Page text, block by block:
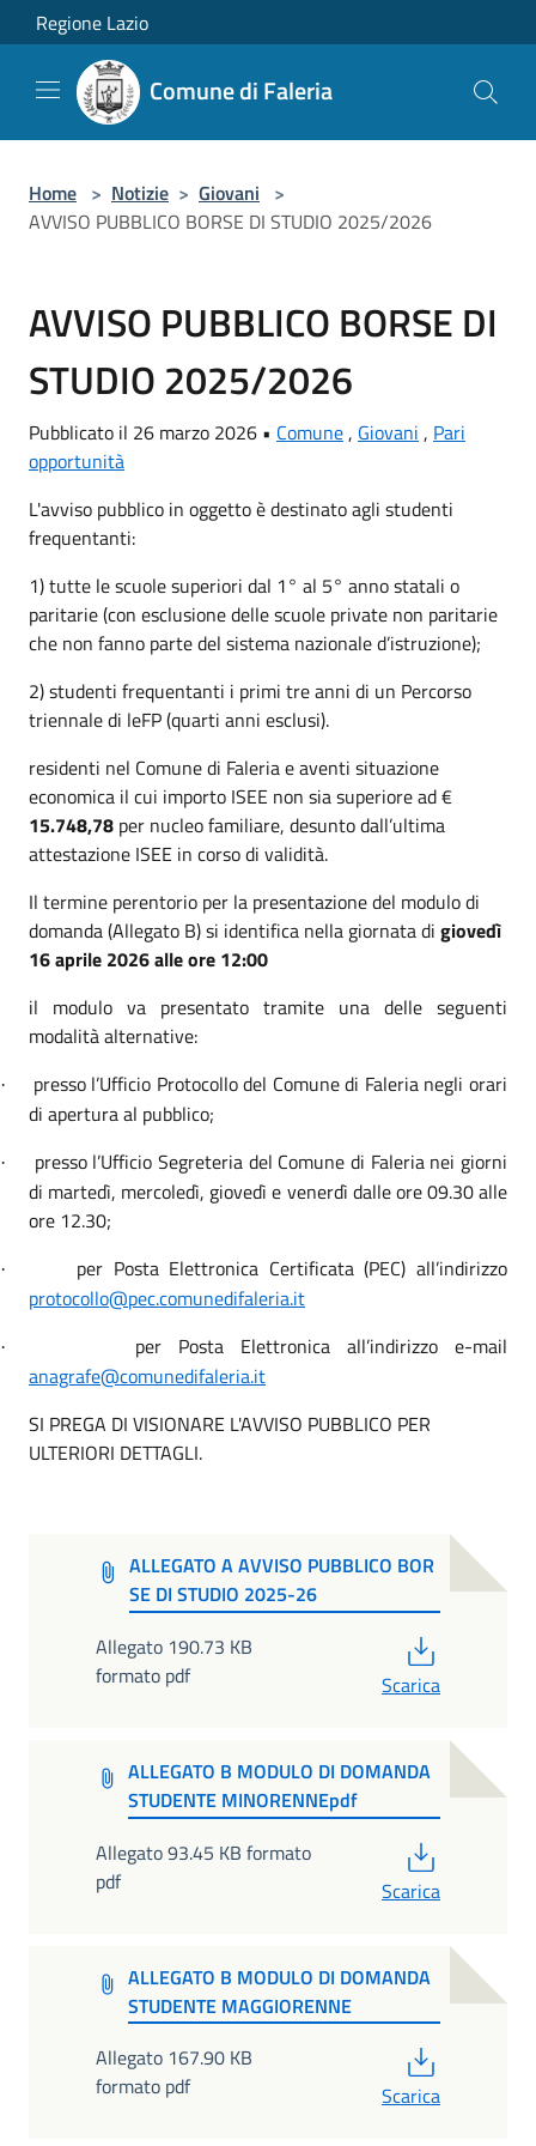
Salta al contenuto principale
Regione Lazio
Comune di Faleria
Home > Notizie > Giovani >
AVVISO PUBBLICO BORSE DI STUDIO 2025/2026
AVVISO PUBBLICO BORSE DI
STUDIO 2025/2026
Pubblicato il 26 marzo 2026 • Comune, Giovani , Pari
opportunità
L'avviso pubblico in oggetto è destinato agli studenti
frequentanti:
1) tutte le scuole superiori dal 1° al 5° anno statali o
paritarie (con esclusione delle scuole private non paritarie
che non fanno parte del sistema nazionale d’istruzione);
2) studenti frequentanti i primi tre anni di un Percorso
triennale di leFP (quarti anni esclusi).
residenti nel Comune di Faleria e aventi situazione
economica il cui importo ISEE non sia superiore ad €
15.748,78 per nucleo familiare, desunto dall’ultima
attestazione ISEE in corso di validità.
Il termine perentorio per la presentazione del modulo di
domanda (Allegato B) si identifica nella giornata di giovedì
16 aprile 2026 alle ore 12:00
il modulo va presentato tramite una delle seguenti
modalità alternative:
·
presso l’Ufficio Protocollo del Comune di Faleria negli orari
di apertura al pubblico;
·
presso l’Ufficio Segreteria del Comune di Faleria nei giorni
di martedì, mercoledì, giovedì e venerdì dalle ore 09.30 alle
ore 12.30;
·
per Posta Elettronica Certificata (PEC) all’indirizzo
protocollo@pec.comunedifaleria.it
·
per Posta Elettronica all’indirizzo e-mail
anagrafe@comunedifaleria.it
SI PREGA DI VISIONARE L'AVVISO PUBBLICO PER
ULTERIORI DETTAGLI.
ALLEGATO A AVVISO PUBBLICO BOR
SE DI STUDIO 2025-26
Allegato 190.73 KB
formato pdf
Scarica
ALLEGATO B MODULO DI DOMANDA
STUDENTE MINORENNEpdf
Allegato 93.45 KB formato
pdf
Scarica
ALLEGATO B MODULO DI DOMANDA
STUDENTE MAGGIORENNE
Allegato 167.90 KB
formato pdf
Scarica